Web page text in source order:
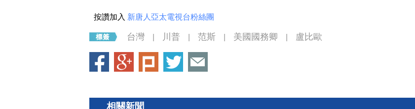
按讚加入 新唐人亞太電視台粉絲團
台灣 川普 范斯 美國國務卿 盧比歐
相關新聞